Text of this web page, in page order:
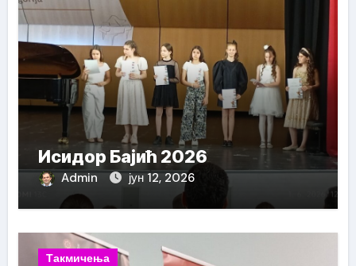
Исидор Бајић 2026
Admin јун 12, 2026
Такмичења